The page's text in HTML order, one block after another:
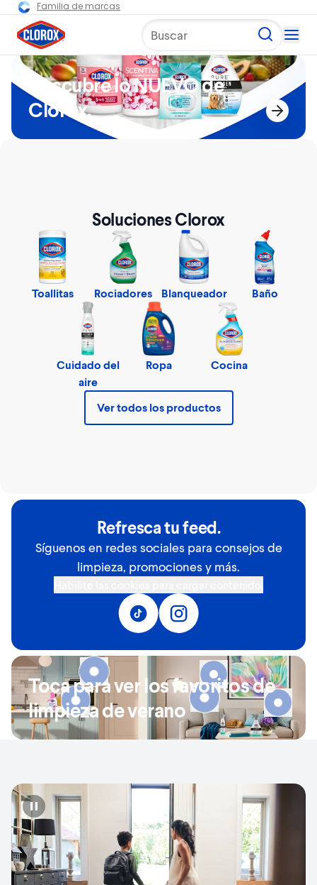
Familia de marcas
Buscar
Descubre lo NUEVO de
Clorox.
Soluciones Clorox
Toallitas Rociadores Blanqueador Baño
Cuidado del
aire
Ropa Cocina
Ver todos los productos
Refresca tu feed.
Síguenos en redes sociales para consejos de
limpieza, promociones y más.
Toca para ver los favoritos de
limpieza de verano
Pause